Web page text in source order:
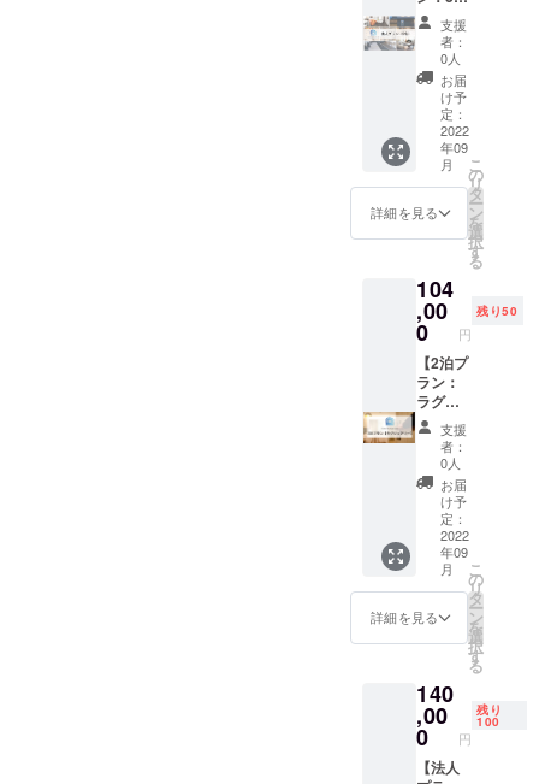
りにな
りまし
たらお
早めに
ご連絡
くださ
い。
泊申し
込み時
にお問
い合わ
せくだ
さい。
※客室の
空き状
況によ
りご希
ご予約
いただ
場合が
ござい
ます。
宿泊希
望日が
お決ま
りにな
りまし
たらお
早めに
ご連絡
くださ
い。
OKU-
ASAKU
SA ●浅
草橋ベ
ルモン
トホテ
ル ●イ
ビス大
阪梅田
●イビス
スタイ
ルズ大
ビーチ
サイド
ホテル
※1支援
につ
き、原
則1名様
が対象
となり
ます。
ホテル
によっ
ては2名
宿泊で
きる場
合もあ
で、必
要な場
わせく
ださ
い。 ※
客室タ
イプに
用いず
れも可
能で
す。 利
用可能
ホテル
数：7
利用可
能なお
部屋の
種類
リア：
北海
道・東
京・大
阪・沖
縄 ご利
用可能
期間：
2023年
7月31日
まで
【宿泊
可能な
施設】
●フレイ
ザース
イート
赤坂
KOTONI
●HOTE
L
LITTLE
BIRD
名】
CAMPF
IREにて
法人プ
ラン（3
名）を
ご購入
いただ
くと通
常初月
のみの
約20％
割引が2
用とな
りま
す。 HP
経由で
の通常
予約で
は、初
月のみ
月3泊、
5泊、10
泊プラ
ンに関
して約
20％の
割引が
適用さ
れます
が、こ
の法人
プラン
示人数
分のプ
ラン割
引約
20％の
支援
者：
0人
お届
け予
定：
2022
年09
月
詳細を見る
こ
の
リ
タ
ー
ン
を
選
択
す
る
104
,00
0 円
残り50
【2泊プ
ラン：
ラグ
ジュア
リー】
CAMPF
IRE限定
ラグ
ジュア
リープ
ラン該
当のお
部屋の
中から
お好き
なお部
宿泊し
ていた
だけま
す。 ※
連泊・1
支援
者：
0人
お届
け予
定：
2022
年09
月
詳細を見る
こ
の
リ
タ
ー
ン
を
選
択
す
る
140
,00
0 円
残り
100
【法人